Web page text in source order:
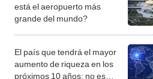
está el aeropuerto más
grande del mundo?
El país que tendrá el mayor
aumento de riqueza en los
próximos 10 años: no es